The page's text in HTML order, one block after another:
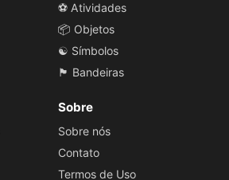
⚽ Atividades
📦 Objetos
☯️ Símbolos
🏴 Bandeiras
Sobre
Sobre nós
Contato
Termos de Uso